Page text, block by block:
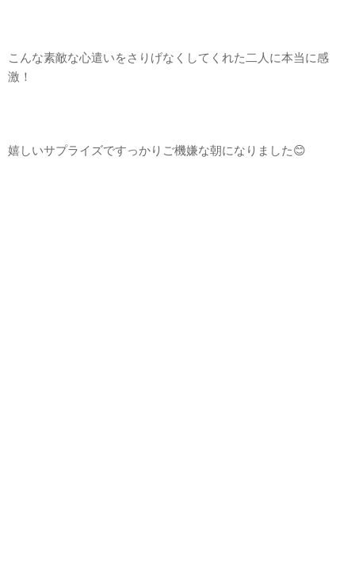
こんな素敵な心遣いをさりげなくしてくれた二人に本当に感
激！
嬉しいサプライズですっかりご機嫌な朝になりました😊